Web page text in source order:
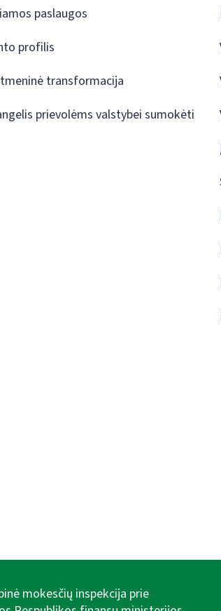
paslaugos
profilis
transformacija
prievolėms valstybei sumokėti
mokesčių inspekcija prie